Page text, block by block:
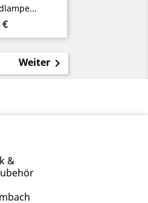
Weiter
&